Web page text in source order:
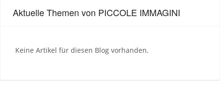
Aktuelle Themen von PICCOLE IMMAGINI
Keine Artikel für diesen Blog vorhanden.